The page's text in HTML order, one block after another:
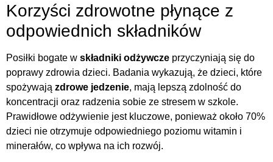
Korzyści zdrowotne płynące z
odpowiednich składników
Posiłki bogate w składniki odżywcze przyczyniają się do
poprawy zdrowia dzieci. Badania wykazują, że dzieci, które
spożywają zdrowe jedzenie, mają lepszą zdolność do
koncentracji oraz radzenia sobie ze stresem w szkole.
Prawidłowe odżywienie jest kluczowe, ponieważ około 70%
dzieci nie otrzymuje odpowiedniego poziomu witamin i
minerałów, co wpływa na ich rozwój.